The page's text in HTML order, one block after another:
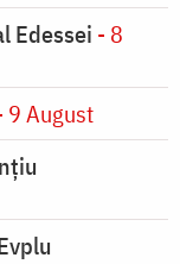
Edessei - 8
9 August